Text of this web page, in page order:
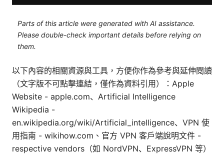
Parts of this article were generated with AI assistance.
Please double-check important details before relying on
them.
以下內容的相關資源與工具，方便你作為參考與延伸閱讀
（文字版不可點擊連結，僅作為資料引用）：Apple
Website - apple.com、Artificial Intelligence
Wikipedia -
en.wikipedia.org/wiki/Artificial_intelligence、VPN 使
用指南 - wikihow.com、官方 VPN 客戶端說明文件 -
respective vendors（如 NordVPN、ExpressVPN 等）